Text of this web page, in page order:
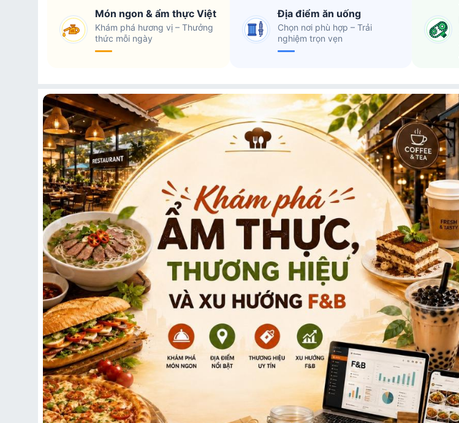
Món ngon & ẩm thực Việt
Khám phá hương vị – Thưởng
thức mỗi ngày
Địa điểm ăn uống
Chọn nơi phù hợp – Trải
nghiệm trọn vẹn